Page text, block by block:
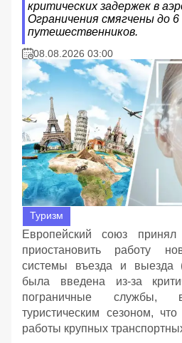
критических задержек в
Ограничения смягчены до
путешественников.
08.08.2026 03:00
Туризм
Европейский союз
приостановить работу
системы въезда и выезда
была введена из-за
пограничные службы,
туристическим сезоном,
работы крупных